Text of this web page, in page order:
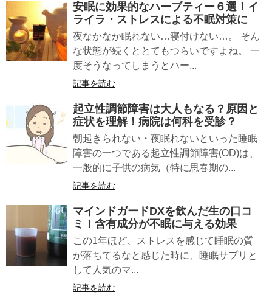
安眠に効果的なハーブティー６選！イ
ライラ・ストレスによる不眠対策に
夜なかなか眠れない…寝付けない…。 そん
な状態が続くととてもつらいですよね。 一
度そうなってしまうとハー...
記事を読む
起立性調節障害は大人もなる？原因と
症状を理解！病院は何科を受診？
朝起きられない・夜眠れないといった睡眠
障害の一つである起立性調節障害(OD)は、
一般的に子供の病気（特に思春期の...
記事を読む
マインドガードDXを飲んだ生の口コ
ミ！含有成分が不眠に与える効果
この1年ほど、ストレスを感じて睡眠の質
が落ちてるなと感じた時に、睡眠サプリと
して人気のマ...
記事を読む